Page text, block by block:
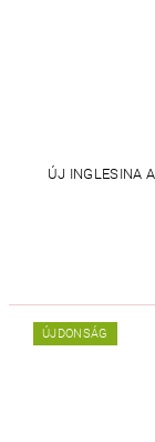
ÚJ INGLESINA
ÚJDONSÁG